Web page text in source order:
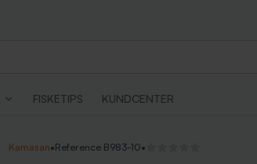
FISKETIPS KUNDCENTER
Kamasan•Reference B983-10•